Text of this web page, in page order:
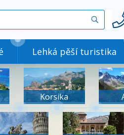
Lehká pěší turistika
Korsika